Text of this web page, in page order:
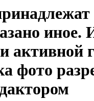
иное.
активной
фото